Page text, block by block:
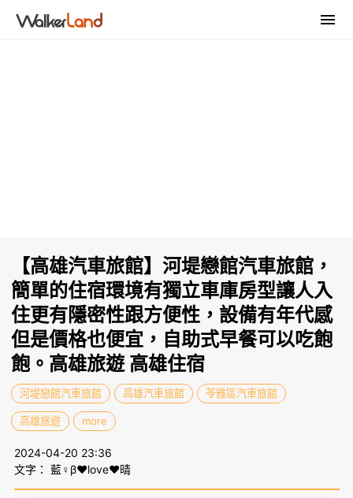
【高雄汽車旅館】河堤戀館汽車旅館，
簡單的住宿環境有獨立車庫房型讓人入
住更有隱密性跟方便性，設備有年代感
但是價格也便宜，自助式早餐可以吃飽
飽。高雄旅遊 高雄住宿
河堤戀館汽車旅館 高雄汽車旅館 苓雅區汽車旅館
高雄旅遊 more
2024-04-20 23:36
文字： 藍♀β♥love♥晴